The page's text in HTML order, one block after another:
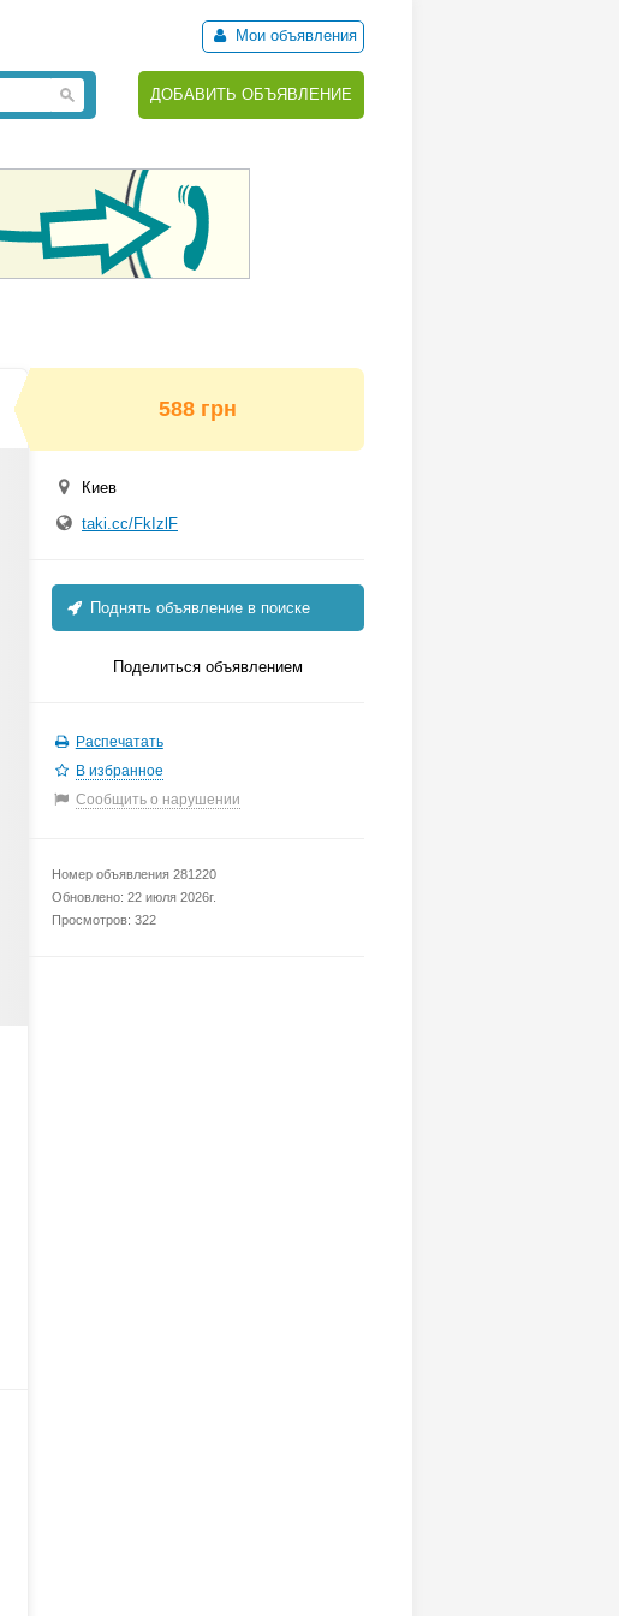
Мои объявления
ДОБАВИТЬ ОБЪЯВЛЕНИЕ
588 грн
Киев
taki.cc/FkIzlF
Поднять объявление в поиске
Поделиться объявлением
Распечатать
В избранное
Сообщить о нарушении
Номер объявления 281220
Обновлено: 22 июля 2026г.
Просмотров: 322